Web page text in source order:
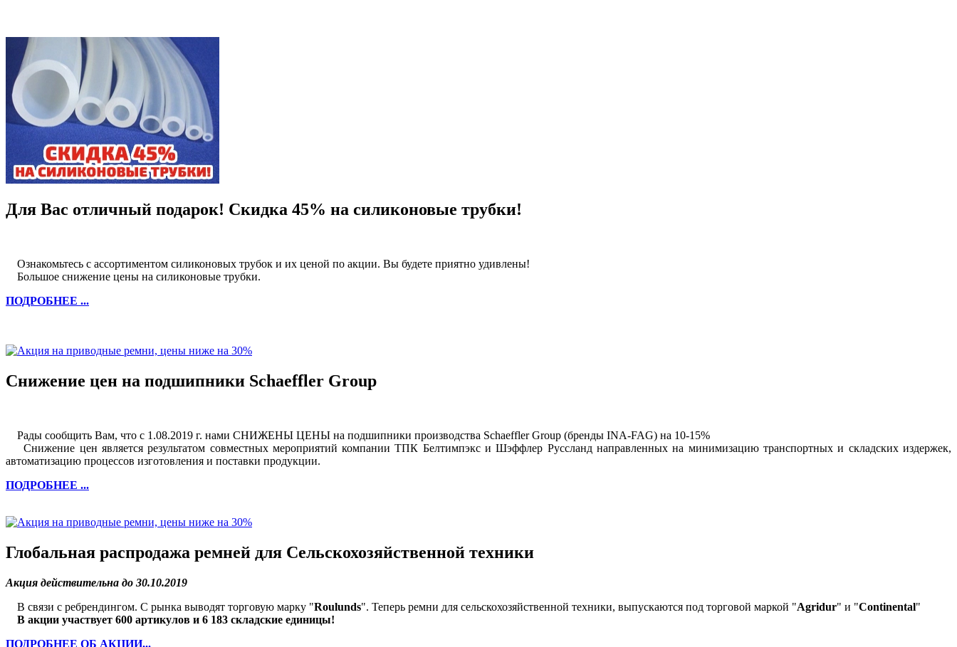
Для Вас отличный подарок! Скидка 45% на силиконовые трубки!
Ознакомьтесь с ассортиментом силиконовых трубок и их ценой по акции. Вы будете приятно удивлены!
Большое снижение цены на силиконовые трубки.
ПОДРОБНЕЕ ...
Снижение цен на подшипники Schaeffler Group
Рады сообщить Вам, что с 1.08.2019 г. нами СНИЖЕНЫ ЦЕНЫ на подшипники производства Schaeffler Group (бренды INA-FAG) на 10-15%
Снижение цен является результатом совместных мероприятий компании ТПК Белтимпэкс и Шэффлер Руссланд направленных на минимизацию транспортных и складских издержек,
автоматизацию процессов изготовления и поставки продукции.
ПОДРОБНЕЕ ...
Глобальная распродажа ремней для Сельскохозяйственной техники
Акция действительна до 30.10.2019
В связи с ребрендингом. С рынка выводят торговую марку "Roulunds". Теперь ремни для сельскохозяйственной техники, выпускаются под торговой маркой "Agridur" и "Continental"
В акции участвует 600 артикулов и 6 183 складские единицы!
ПОДРОБНЕЕ ОБ АКЦИИ...